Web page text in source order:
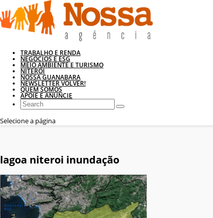
TRABALHO E RENDA
NEGÓCIOS E ESG
MEIO AMBIENTE E TURISMO
NITERÓI
NOSSA GUANABARA
NEWSLETTER VOLVER!
QUEM SOMOS
APOIE E ANUNCIE
Selecione a página
lagoa niteroi inundação